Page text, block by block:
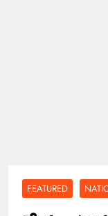
FEATURED